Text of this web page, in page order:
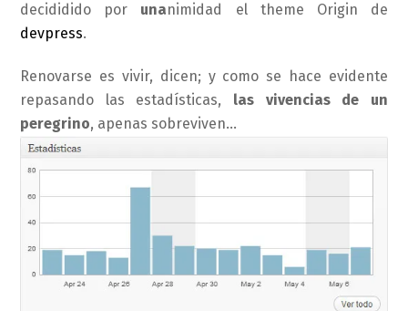
decididido por unanimidad el theme Origin de
devpress.
Renovarse es vivir, dicen; y como se hace evidente
repasando las estadísticas, las vivencias de un
peregrino, apenas sobreviven…